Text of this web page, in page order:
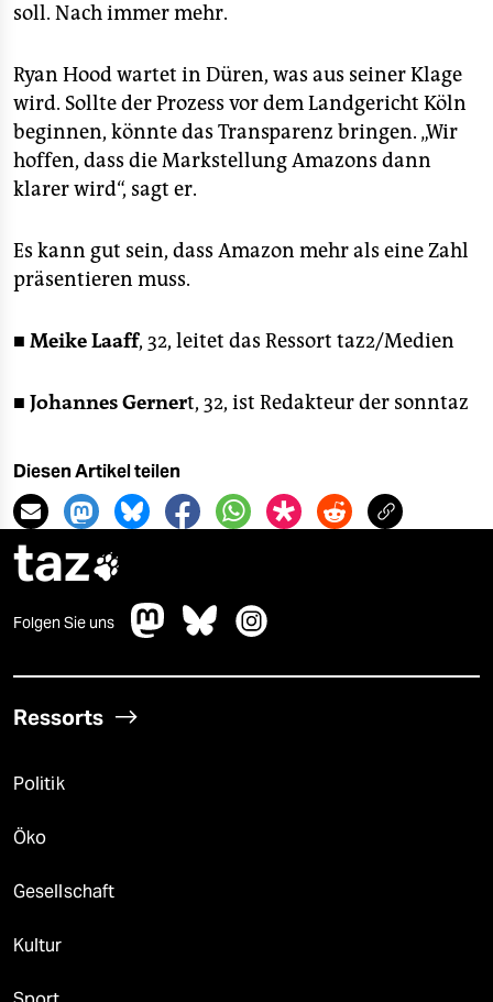
soll. Nach immer mehr.
Ryan Hood wartet in Düren, was aus seiner Klage
wird. Sollte der Prozess vor dem Landgericht Köln
beginnen, könnte das Transparenz bringen. „Wir
hoffen, dass die Markstellung Amazons dann
klarer wird“, sagt er.
Es kann gut sein, dass Amazon mehr als eine Zahl
präsentieren muss.
■ Meike Laaff, 32, leitet das Ressort taz2/Medien
■ Johannes Gernert, 32, ist Redakteur der sonntaz
Diesen Artikel teilen
taz
Folgen Sie uns
Ressorts
Politik
Öko
Gesellschaft
Kultur